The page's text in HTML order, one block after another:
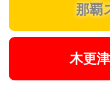
那覇
木更